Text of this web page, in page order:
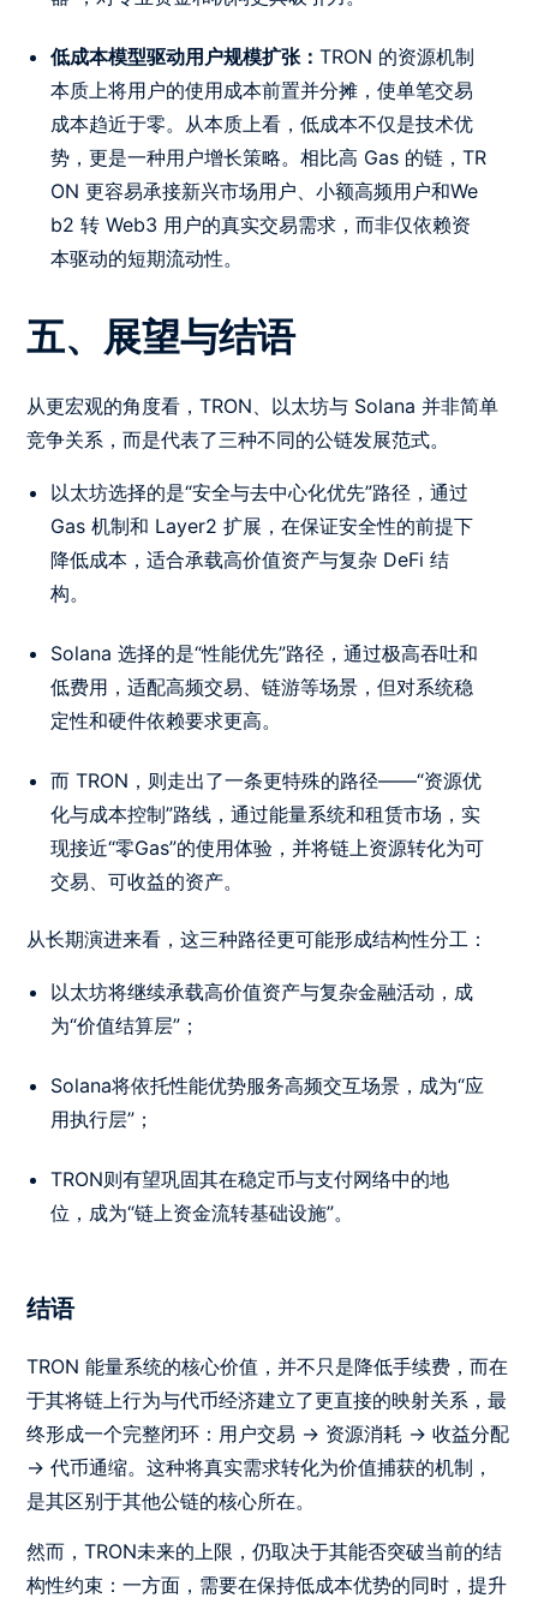
低成本模型驱动用户规模扩张：TRON 的资源机制
本质上将用户的使用成本前置并分摊，使单笔交易
成本趋近于零。从本质上看，低成本不仅是技术优
势，更是一种用户增长策略。相比高 Gas 的链，TR
ON 更容易承接新兴市场用户、小额高频用户和We
b2 转 Web3 用户的真实交易需求，而非仅依赖资
本驱动的短期流动性。
五、展望与结语
从更宏观的角度看，TRON、以太坊与 Solana 并非简单
竞争关系，而是代表了三种不同的公链发展范式。
以太坊选择的是“安全与去中心化优先”路径，通过
Gas 机制和 Layer2 扩展，在保证安全性的前提下
降低成本，适合承载高价值资产与复杂 DeFi 结
构。
Solana 选择的是“性能优先”路径，通过极高吞吐和
低费用，适配高频交易、链游等场景，但对系统稳
定性和硬件依赖要求更高。
而 TRON，则走出了一条更特殊的路径——“资源优
化与成本控制”路线，通过能量系统和租赁市场，实
现接近“零Gas”的使用体验，并将链上资源转化为可
交易、可收益的资产。
从长期演进来看，这三种路径更可能形成结构性分工：
以太坊将继续承载高价值资产与复杂金融活动，成
为“价值结算层”；
Solana将依托性能优势服务高频交互场景，成为“应
用执行层”；
TRON则有望巩固其在稳定币与支付网络中的地
位，成为“链上资金流转基础设施”。
结语
TRON 能量系统的核心价值，并不只是降低手续费，而在
于其将链上行为与代币经济建立了更直接的映射关系，最
终形成一个完整闭环：用户交易 → 资源消耗 → 收益分配
→ 代币通缩。这种将真实需求转化为价值捕获的机制，
是其区别于其他公链的核心所在。
然而，TRON未来的上限，仍取决于其能否突破当前的结
构性约束：一方面，需要在保持低成本优势的同时，提升